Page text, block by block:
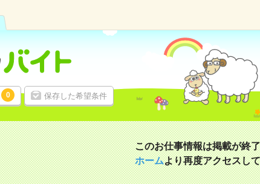
0 保存した希望条件
このお仕事情報は掲載が終
ホームより再度アクセスし